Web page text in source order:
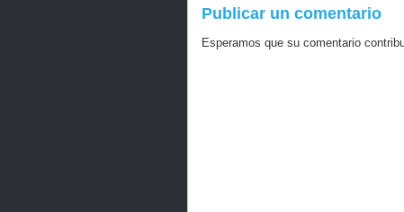
Publicar un comentario
Esperamos que su comentario